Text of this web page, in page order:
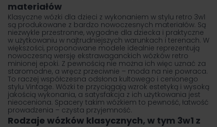
materiałów
Klasyczne wózki dla dzieci z wykonaniem w stylu retro 3w1
są produkowane z bardzo nowoczesnych materiałów. Są
niezwykle przestronne, wygodne dla dziecka i praktyczne
w użytkowaniu w najtrudniejszych warunkach i terenach. W
większości, proponowane modele idealnie reprezentują
nowoczesną wersję ekstrawaganckich wózków retro
minionej epoki. Z pewnością nie można ich więc uznać za
staromodne, a wręcz przeciwnie – moda na nie powraca.
To raczej współczesna odsłona kultowego i cenionego
stylu Vintage. Wózki te przyciągają wzrok estetyką i wysoką
jakością wykonania, a satysfakcja z ich użytkowania jest
nieoceniona. Spacery takim wózkiem to pewność, łatwość
prowadzenia – czysta przyjemność.
Rodzaje wózków klasycznych, w tym 3w1 z